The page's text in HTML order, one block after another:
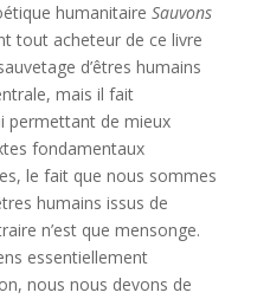
humanitaire Sauvons
tout acheteur de ce livre
d’êtres humains
mais il fait
permettant de mieux
fondamentaux
le fait que nous sommes
humains issus de
n’est que mensonge.
essentiellement
nous nous devons de